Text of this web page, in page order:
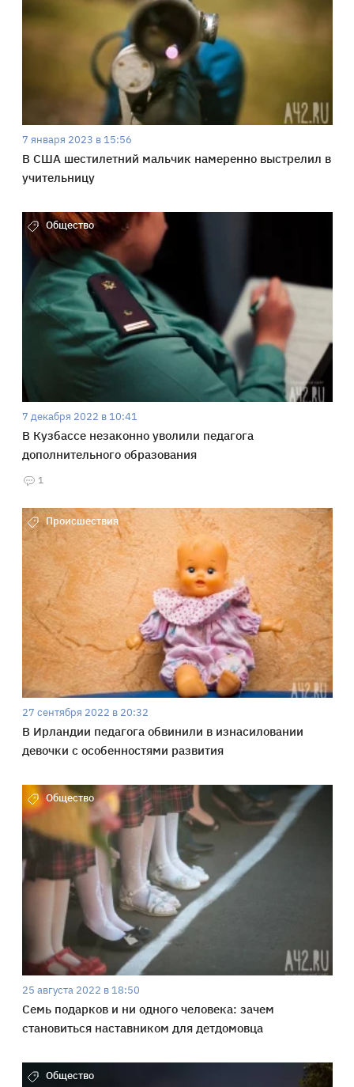
7 января 2023 в 15:56
В США шестилетний мальчик намеренно выстрелил в
учительницу
Общество
7 декабря 2022 в 10:41
В Кузбассе незаконно уволили педагога
дополнительного образования
1
Происшествия
27 сентября 2022 в 20:32
В Ирландии педагога обвинили в изнасиловании
девочки с особенностями развития
Общество
25 августа 2022 в 18:50
Семь подарков и ни одного человека: зачем
становиться наставником для детдомовца
Общество